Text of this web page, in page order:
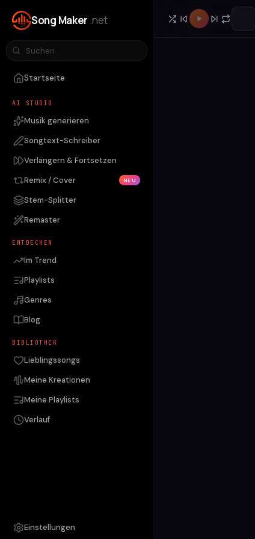
Song Maker .net
Startseite
AI STUDIO
Musik generieren
Songtext-Schreiber
Verlängern & Fortsetzen
Remix / Cover
NEU
Stem-Splitter
Remaster
ENTDECKEN
Im Trend
Playlists
Genres
Blog
BIBLIOTHEK
Lieblingssongs
Meine Kreationen
Meine Playlists
Verlauf
Einstellungen